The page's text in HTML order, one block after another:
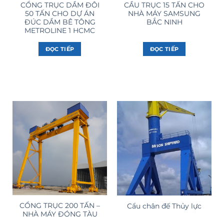
CỔNG TRỤC DẦM ĐÔI
50 TẤN CHO DỰ ÁN
ĐÚC DẦM BÊ TÔNG
METROLINE 1 HCMC
ĐỌC TIẾP
CẦU TRỤC 15 TẤN CHO
NHÀ MÁY SAMSUNG
BẮC NINH
ĐỌC TIẾP
CỔNG TRỤC 200 TẤN –
NHÀ MÁY ĐÓNG TÀU
Cẩu chân đế Thủy lực